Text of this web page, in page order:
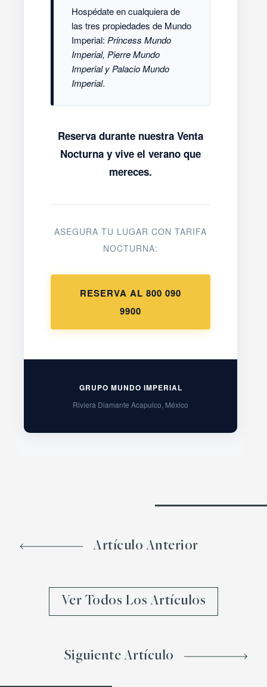
Hospédate en cualquiera de
las tres propiedades de Mundo
Imperial: Princess Mundo
Imperial, Pierre Mundo
Imperial y Palacio Mundo
Imperial.
Reserva durante nuestra Venta
Nocturna y vive el verano que
mereces.
ASEGURA TU LUGAR CON TARIFA
NOCTURNA:
RESERVA AL 800 090
9900
GRUPO MUNDO IMPERIAL
Riviera Diamante Acapulco, México
Artículo Anterior
Ver Todos Los Artículos
Siguiente Artículo